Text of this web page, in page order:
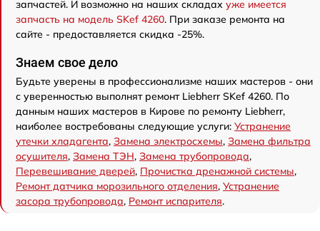
запчастей. И возможно на наших складах уже имеется
запчасть на модель SKef 4260. При заказе ремонта на
сайте - предоставляется скидка -25%.
Знаем свое дело
Будьте уверены в профессионализме наших мастеров - они
с уверенностью выполнят ремонт Liebherr SKef 4260. По
данным наших мастеров в Кирове по ремонту Liebherr,
наиболее востребованы следующие услуги: Устранение
утечки хладагента, Замена электросхемы, Замена фильтра
осушителя, Замена ТЭН, Замена трубопровода,
Перевешивание дверей, Прочистка дренажной системы,
Ремонт датчика морозильного отделения, Устранение
засора трубопровода, Ремонт испарителя.